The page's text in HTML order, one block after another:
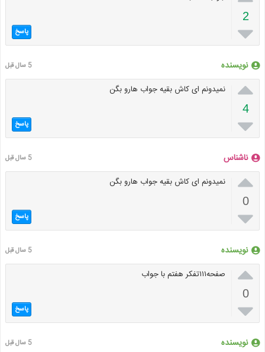
2
 پاسخ
نویسنده 5 سال قبل

4

نمیدونم ای کاش بقیه جواب هارو بگن
پاسخ
ناشناس 5 سال قبل

0

نمیدونم ای کاش بقیه جواب هارو بگن
پاسخ
نویسنده 5 سال قبل

0

صفحه۱۱۱تفکر هفتم با جواب
پاسخ
نویسنده 5 سال قبل